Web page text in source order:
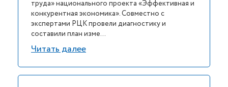
труда» национального проекта «Эффективная и
конкурентная экономика». Совместно с
экспертами РЦК провели диагностику и
составили план изме...
Читать далее